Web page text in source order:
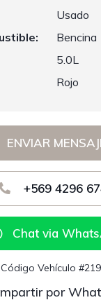
Usado
Bencina
5.0L
Rojo
ENVIAR
+569 4296
Chat via
Código Vehículo
por